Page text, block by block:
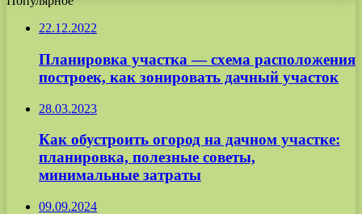
22.12.2022
Планировка участка — схема расположения
построек, как зонировать дачный участок
28.03.2023
Как обустроить огород на дачном участке:
планировка, полезные советы,
минимальные затраты
09.09.2024